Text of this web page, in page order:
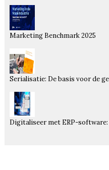
Marketing Benchmark 2025
Serialisatie: De basis voor de
Digitaliseer met ERP-software: